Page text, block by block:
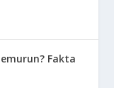
Fakta